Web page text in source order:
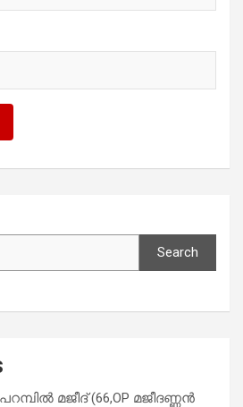
Search
മജീദ് (66,OP മജീദണ്ണൻ